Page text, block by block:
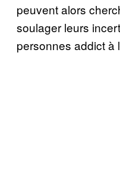
peuvent alors
soulager leurs
personnes addict à